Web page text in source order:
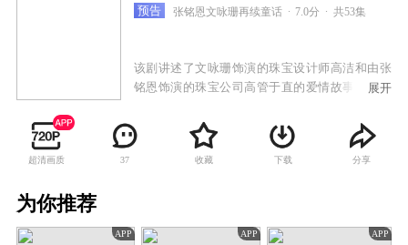
预告 张铭恩文咏珊再续童话 7.0分 共53集
该剧讲述了文咏珊饰演的珠宝设计师高洁和由张
铭恩饰演的珠宝公司高管于直的爱情故事。两人
持信念，共同将传承传统国粹与时尚前沿创新相
结合，守护理想，最终收获爱情的故事。
展开
超清画质 37 收藏 下载 分享
为你推荐
APP APP APP